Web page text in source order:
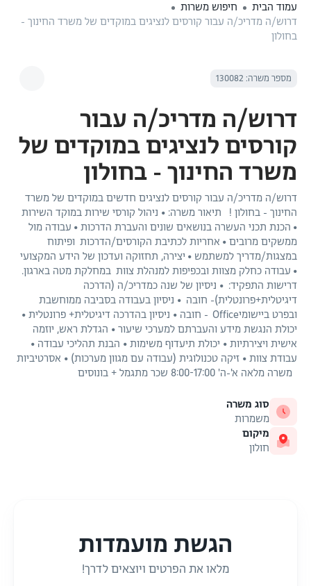
עמוד הבית
חיפוש משרות
דרוש/ה מדריכ/ה עבור קורסים לנציגים במוקדים של משרד החינוך -
בחולון
מספר משרה: 130082
דרוש/ה מדריכ/ה עבור
קורסים לנציגים במוקדים של
משרד החינוך - בחולון
דרוש/ה מדריכ/ה עבור קורסים לנציגים חדשים במוקדים של משרד
החינוך - בחולון ! תיאור משרה: • ניהול קורסי שירות במוקד השירות
• הכנת תכני העשרה בנושאים שונים והעברת הדרכות • עבודה מול
ממשקים מרובים • אחריות לכתיבת הקורסים/הדרכות ופיתוח
במצגות/מדריך למשתמש • יצירה, תחזוקה ועדכון של הידע המקצועי
• עבודה כחלק מצוות ובכפיפות למנהלת צוות במחלקת מטה בארגון.
דרישות התפקיד: • ניסיון של שנה כמדריכ/ה (הדרכה
דיגיטלית+פרונטלית)- חובה • ניסיון בעבודה בסביבה ממוחשבת
ובפרט ביישומיOffice - חובה • ניסיון בהדרכה דיגיטלית+ פרונטלית •
יכולת הנגשת מידע והעברתם למערכי שיעור • הגדלת ראש, יוזמה
אישית ויצירתיות • יכולת תיעדוף משימות • הבנת תהליכי עבודה •
עבודת צוות • זיקה טכנולוגית (עבודה עם מגוון מערכות) • אסרטיביות
משרה מלאה א'-ה' 8:00-17:00 שכר מתגמל + בונוסים
סוג משרה
משמרות
מיקום
חולון
הגשת מועמדות
מלאו את הפרטים ויוצאים לדרך!